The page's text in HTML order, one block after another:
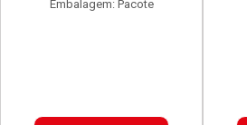
Embalagem: Pacote